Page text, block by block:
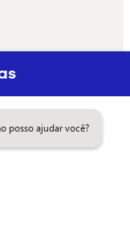
posso ajudar você?